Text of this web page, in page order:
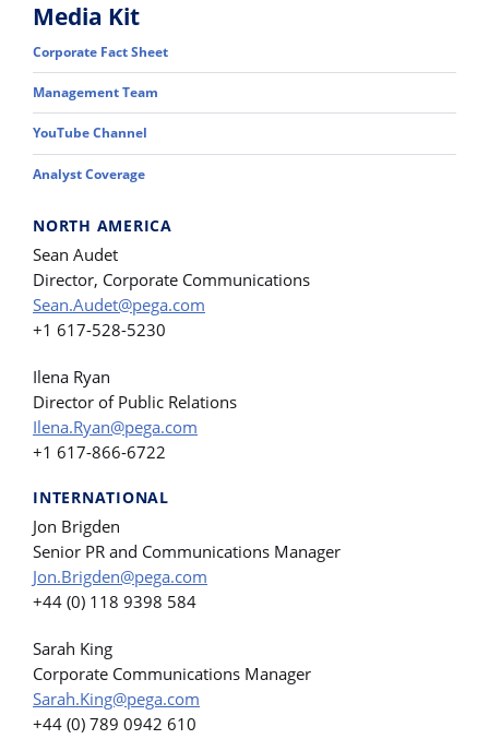
Media Kit
Corporate Fact Sheet
Management Team
YouTube Channel
Analyst Coverage
NORTH AMERICA
Sean Audet
Director, Corporate Communications
Sean.Audet@pega.com
+1 617-528-5230
Ilena Ryan
Director of Public Relations
Ilena.Ryan@pega.com
+1 617-866-6722
INTERNATIONAL
Jon Brigden
Senior PR and Communications Manager
Jon.Brigden@pega.com
+44 (0) 118 9398 584
Sarah King
Corporate Communications Manager
Sarah.King@pega.com
+44 (0) 789 0942 610